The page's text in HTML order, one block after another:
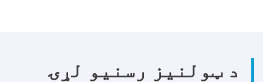
د ټولنیز رسنیو لړۍ